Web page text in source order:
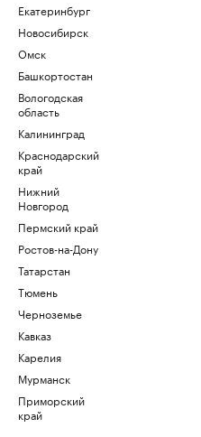
Екатеринбург
Новосибирск
Омск
Башкортостан
Вологодская
область
Калининград
Краснодарский
край
Нижний
Новгород
Пермский край
Ростов-на-Дону
Татарстан
Тюмень
Черноземье
Кавказ
Карелия
Мурманск
Приморский
край